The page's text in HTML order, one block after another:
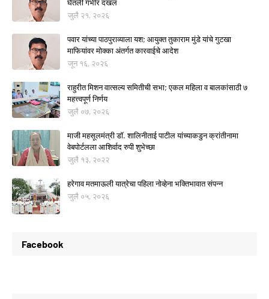
घेतली गंभीर दखल
जुलै २१, २०२६
पवार यांच्या पाठपुराव्याला यश; आयुक्त तुकाराम मुंडे यांचे गुटखा
माफियांवर मोक्का अंतर्गत कारवाईचे आदेश
जून १६, २०२६
राहुरीत मिशन वात्सल्य समितीची सभा; एकल महिला व बालकांसाठी ७
महत्त्वपूर्ण निर्णय
जुलै ०७, २०२६
माजी महसूलमंत्री डॉ. शालिनीताई पाटील यांच्याकडुन क्रांतीनामा
वेबपोर्टलला आशिर्वाद रुपी शुभेच्छा
जुलै १३, २०२२
हरेगाव मतमाऊली यात्रेचा पहिला नोव्हेना भक्तिभावात संपन्न
जुलै ०५, २०२६
Facebook